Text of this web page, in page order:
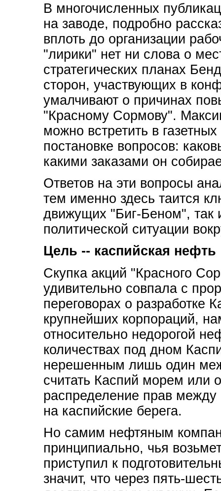
В многочисленных
на заводе, подробно
вплоть до организации
"лирики" нет ни слова о
стратегических планах
сторон, участвующих в
умалчивают о причинах
"Красному Сормову".
можно встретить в
постановке вопросов:
какими заказами он
Ответов на эти вопросы
тем именно здесь таится
движущих "Биг-Беном", так
политической ситуации
Цель -- каспийская нефть
Скупка акций "Красного
удивительно совпала с
переговорах о разработке
крупнейших корпораций,
относительно недорогой
количествах под дном
нерешенным лишь один
считать Каспий морем или
распределение прав
на каспийские берега.
Но самим нефтяным
принципиально, чья
приступил к
значит, что через пять-